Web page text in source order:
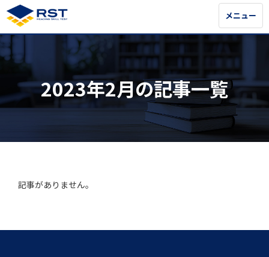
メニュー
メニュー
2023年2月の記事一覧
記事がありません。